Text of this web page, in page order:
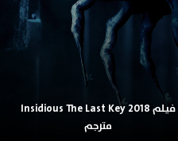
فيلم Insidious The Last Key 2018
مترجم